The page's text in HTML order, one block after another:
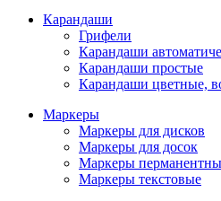
Карандаши
Грифели
Карандаши
Карандаши простые
Карандаши цветные,
Маркеры
Маркеры для дисков
Маркеры для досок
Маркеры
Маркеры текстовые